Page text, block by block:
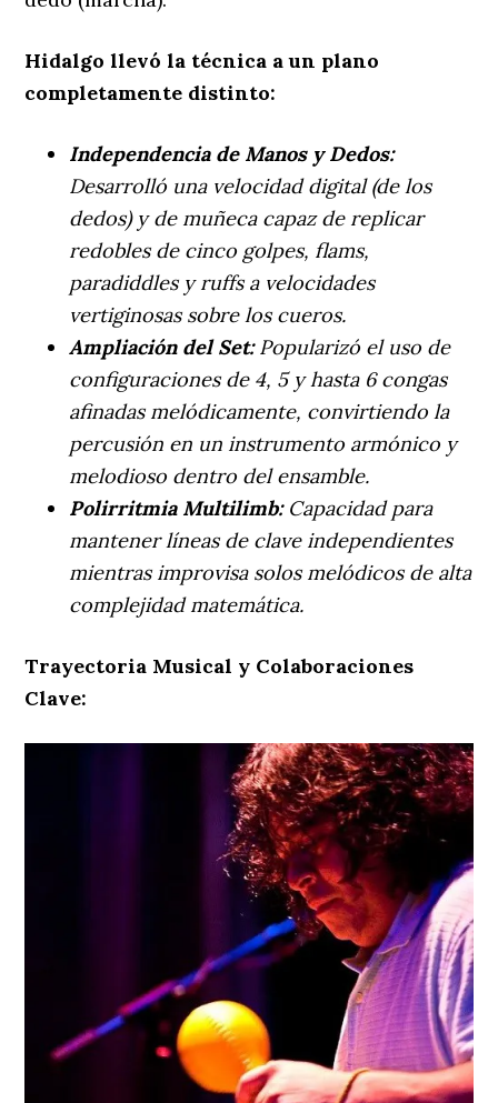
Hidalgo llevó la técnica a un plano
completamente distinto:
Independencia de Manos y Dedos:
Desarrolló una velocidad digital (de los
dedos) y de muñeca capaz de replicar
redobles de cinco golpes, flams,
paradiddles y ruffs a velocidades
vertiginosas sobre los cueros.
Ampliación del Set:Popularizó el uso de
configuraciones de 4, 5 y hasta 6 congas
afinadas melódicamente, convirtiendo la
percusión en un instrumento armónico y
melodioso dentro del ensamble.
Polirritmia Multilimb:Capacidad para
mantener líneas de clave independientes
mientras improvisa solos melódicos de alta
complejidad matemática.
Trayectoria Musical y Colaboraciones
Clave: